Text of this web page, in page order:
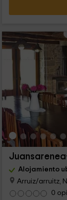
Alojamiento
Arruiz/arruitz,
0